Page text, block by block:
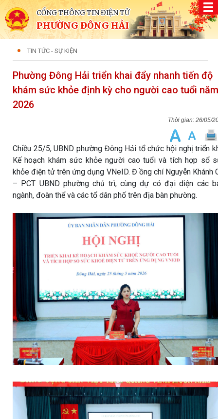
CỔNG THÔNG TIN ĐIỆN TỬ
PHƯỜNG ĐÔNG HẢI
TIN TỨC - SỰ KIỆN
Phường Đông Hải triển khai đẩy nhanh tiến độ
khám sức khỏe định kỳ cho người cao tuổi năm
2026
26/05/
Chiều 25/5, UBND phường Đông Hải tổ chức hội nghị triển
Kế hoạch khám sức khỏe người cao tuổi và tích hợp sổ
khỏe điện tử trên ứng dụng VNeID. Đ ồng chí Nguyễn Khánh
– PCT UBND phường chủ trì, cùng dự có đại diện các
ngành, đoàn thể và các tổ dân phố trên địa bàn phường.